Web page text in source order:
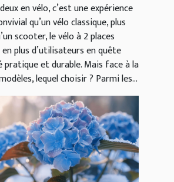
en vélo, c’est une expérience
qu’un vélo classique, plus
scooter, le vélo à 2 places
plus d’utilisateurs en quête
pratique et durable. Mais face à la
lequel choisir ? Parmi les...